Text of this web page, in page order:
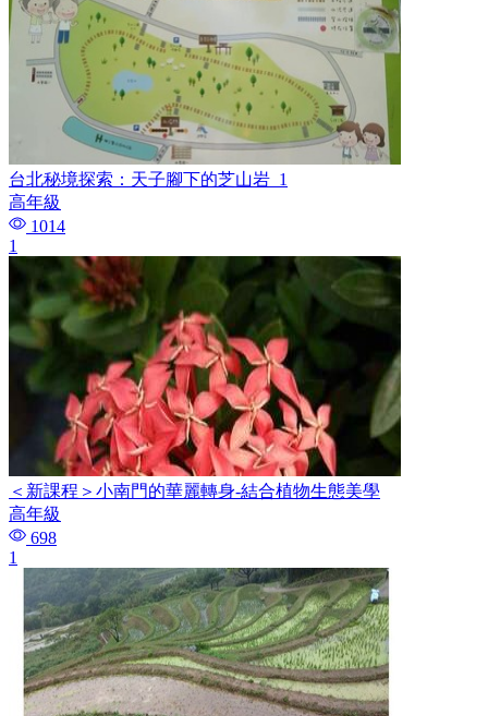
台北秘境探索：天子腳下的芝山岩_1
高年級
1014
1
＜新課程＞小南門的華麗轉身-結合植物生態美學
高年級
698
1